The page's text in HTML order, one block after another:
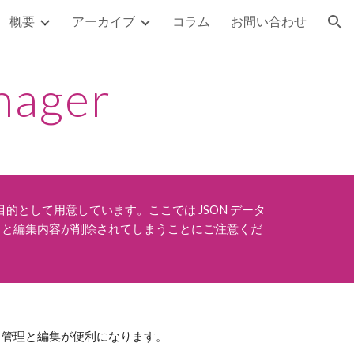
概要 アーカイブ コラム お問い合わせ
として用意しています。ここでは JSON データ
編集内容が削除されてしまうことにご注意くだ
理と編集が便利になります。